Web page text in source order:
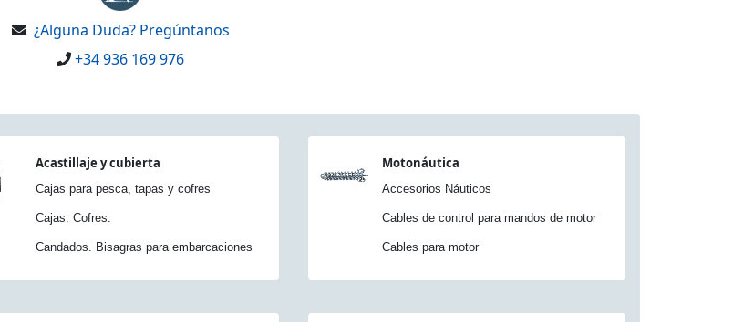
¿Alguna Duda? Pregúntanos
+34 936 169 976
Acastillaje y cubierta
Cajas para pesca, tapas y cofres
Cajas. Cofres.
Candados. Bisagras para embarcaciones
Motonáutica
Accesorios Náuticos
Cables de control para mandos de motor
Cables para motor